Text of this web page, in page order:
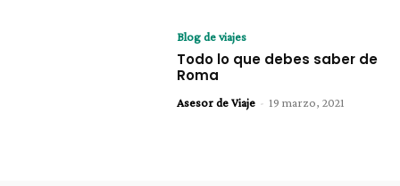
Blog de viajes
Todo lo que debes saber de
Roma
Asesor de Viaje - 19 marzo, 2021